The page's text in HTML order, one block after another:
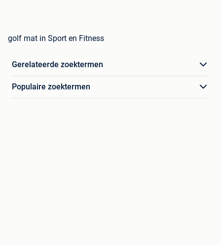
golf mat in Sport en Fitness
Gerelateerde zoektermen
Populaire zoektermen